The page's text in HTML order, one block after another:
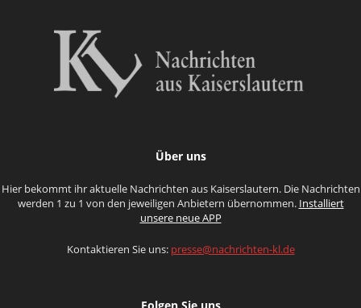
Über uns
Hier bekommt ihr aktuelle Nachrichten aus Kaiserslautern. Die Nachrichten
werden 1 zu 1 von den jeweiligen Anbietern übernommen. Installiert
unsere neue APP
Kontaktieren Sie uns: presse@nachrichten-kl.de